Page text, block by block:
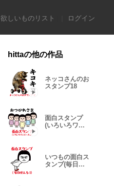
欲しいものリスト ログイン
hittaの他の作品
ネッコさんのお
スタンプ18
面白スタンプ
(いろいろワン
いつもの面白ス
タンプ(毎日使